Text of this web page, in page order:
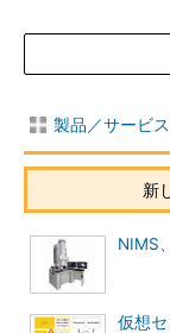
製品／サービ
新
NIMS
仮想